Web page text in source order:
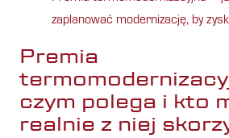
zaplanować modernizację, by
Premia
czym polega i kto
realnie z niej